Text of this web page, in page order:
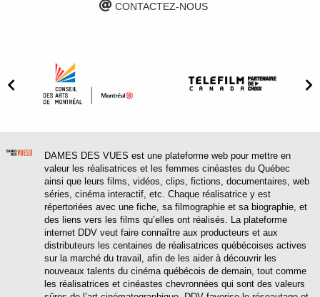
CONTACTEZ-NOUS
DAMES DES VUES est une plateforme web pour mettre en
valeur les réalisatrices et les femmes cinéastes du Québec
ainsi que leurs films, vidéos, clips, fictions, documentaires, web
séries, cinéma interactif, etc. Chaque réalisatrice y est
répertoriées avec une fiche, sa filmographie et sa biographie, et
des liens vers les films qu’elles ont réalisés. La plateforme
internet DDV veut faire connaître aux producteurs et aux
distributeurs les centaines de réalisatrices québécoises actives
sur la marché du travail, afin de les aider à découvrir les
nouveaux talents du cinéma québécois de demain, tout comme
les réalisatrices et cinéastes chevronnées qui sont des valeurs